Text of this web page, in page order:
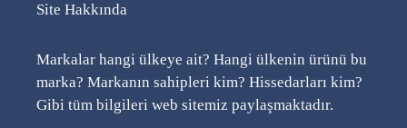
Site Hakkında
Markalar hangi ülkeye ait? Hangi ülkenin ürünü bu
marka? Markanın sahipleri kim? Hissedarları kim?
Gibi tüm bilgileri web sitemiz paylaşmaktadır.